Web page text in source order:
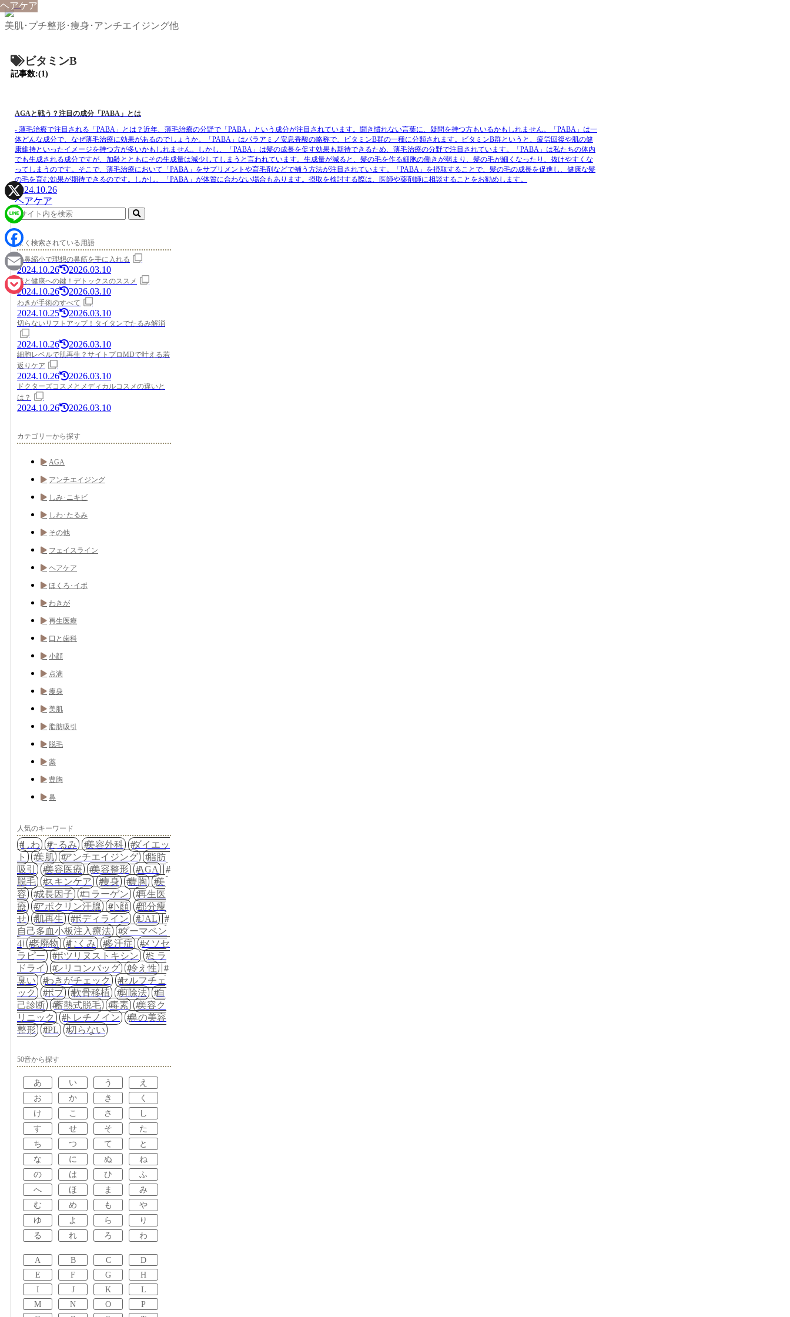
美肌･プチ整形･痩身･アンチエイジング他
ビタミンB
記事数:(1)
ヘアケア
AGAと戦う？注目の成分「PABA」とは
- 薄毛治療で注目される「PABA」とは？近年、薄毛治療の分野で「PABA」という成分が注目されています。聞き慣れない言葉に、疑問を持つ方もいるかもしれません。「PABA」は一
体どんな成分で、なぜ薄毛治療に効果があるのでしょうか。「PABA」はパラアミノ安息香酸の略称で、ビタミンB群の一種に分類されます。ビタミンB群というと、疲労回復や肌の健
康維持といったイメージを持つ方が多いかもしれません。しかし、「PABA」は髪の成長を促す効果も期待できるため、薄毛治療の分野で注目されています。「PABA」は私たちの体内
でも生成される成分ですが、加齢とともにその生成量は減少してしまうと言われています。生成量が減ると、髪の毛を作る細胞の働きが弱まり、髪の毛が細くなったり、抜けやすくな
ってしまうのです。そこで、薄毛治療において「PABA」をサプリメントや育毛剤などで補う方法が注目されています。「PABA」を摂取することで、髪の毛の成長を促進し、健康な髪
の毛を育む効果が期待できるのです。しかし、「PABA」が体質に合わない場合もあります。摂取を検討する際は、医師や薬剤師に相談することをお勧めします。
2024.10.26
ヘアケア
よく検索されている用語
小鼻縮小で理想の鼻筋を手に入れる
2024.10.26 2026.03.10
美と健康への鍵！デトックスのススメ
2024.10.26 2026.03.10
わきが手術のすべて
2024.10.25 2026.03.10
切らないリフトアップ！タイタンでたるみ解消
2024.10.26 2026.03.10
細胞レベルで肌再生？サイトプロMDで叶える若
返りケア
2024.10.26 2026.03.10
ドクターズコスメとメディカルコスメの違いと
は？
2024.10.26 2026.03.10
カテゴリーから探す
AGA
アンチエイジング
しみ･ニキビ
しわ･たるみ
その他
フェイスライン
ヘアケア
ほくろ･イボ
わきが
再生医療
口と歯科
小顔
点滴
痩身
美肌
脂肪吸引
脱毛
薬
豊胸
鼻
人気のキーワード
しわ たるみ 美容外科
ダイエッ
ト
美肌 アンチエイジング
脂肪
吸引
美容医療 美容整形
AGA
脱毛
スキンケア 痩身 豊胸
美
容
成長因子 コラーゲン
再生医
療
アポクリン汗腺 小顔
部分痩
せ
肌再生 ボディライン
UAL
自己多血小板注入療法
ダーマペン
4
老廃物 むくみ 多汗症
メソセ
ラピー
ボツリヌストキシン
ミラ
ドライ
シリコンバッグ
冷え性
臭い
わきがチェック
セルフチェ
ック
ボブ 軟骨移植 剪除法
自
己診断
蓄熱式脱毛 毒素
美容ク
リニック
トレチノイン
鼻の美容
整形
IPL 切らない
50音から探す
あ い う
え
お
か き
く
け
こ さ
し
す
せ そ
た
ち
つ て
と
な
に ぬ
ね
の
は ひ
ふ
へ
ほ ま
み
む
め も
や
ゆ
よ ら
り
る
れ ろ わ
A B C
D
E
F G
H
I
J K
L
M
N O
P
X
Line
Facebook
Email
Pocket